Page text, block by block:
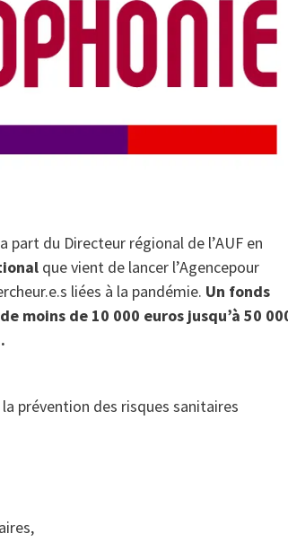
part du Directeur régional de l’AUF en
que vient de lancer l’Agencepour
liées à la pandémie. Un fonds
moins de 10 000 euros jusqu’à 50
prévention des risques sanitaires